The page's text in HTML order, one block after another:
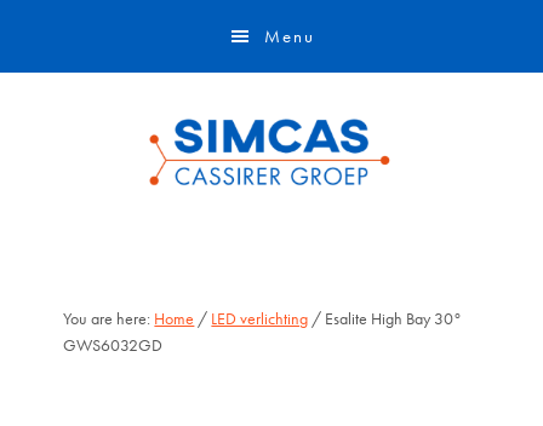
Menu
You are here: Home / LED verlichting / Esalite High Bay 30°
GWS6032GD